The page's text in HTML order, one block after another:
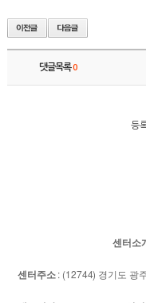
댓글목록0
등
센터소
센터주소: (12744) 경기도 광